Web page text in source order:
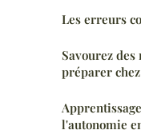
Les erreurs
Savourez
préparer
l'autonomie